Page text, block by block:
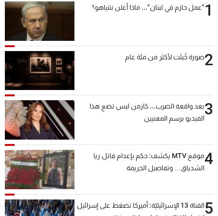
1"عمل حازم في لبنان"... ماذا أعلن نتنياهو؟
2صورة خُبئت لأكثر من مئة عام
3بعد واقعة الضرب... كارمن لبس تضع هذا
الفيديو برسم المعنيين
4
موقع MTV يكشف: حكم بإعدام قاتل ريا
الشدياق… وتفاصيل الجريمة
5
القناة 13 الإسرائيليّة: أميركا تضغط على إسرائيل